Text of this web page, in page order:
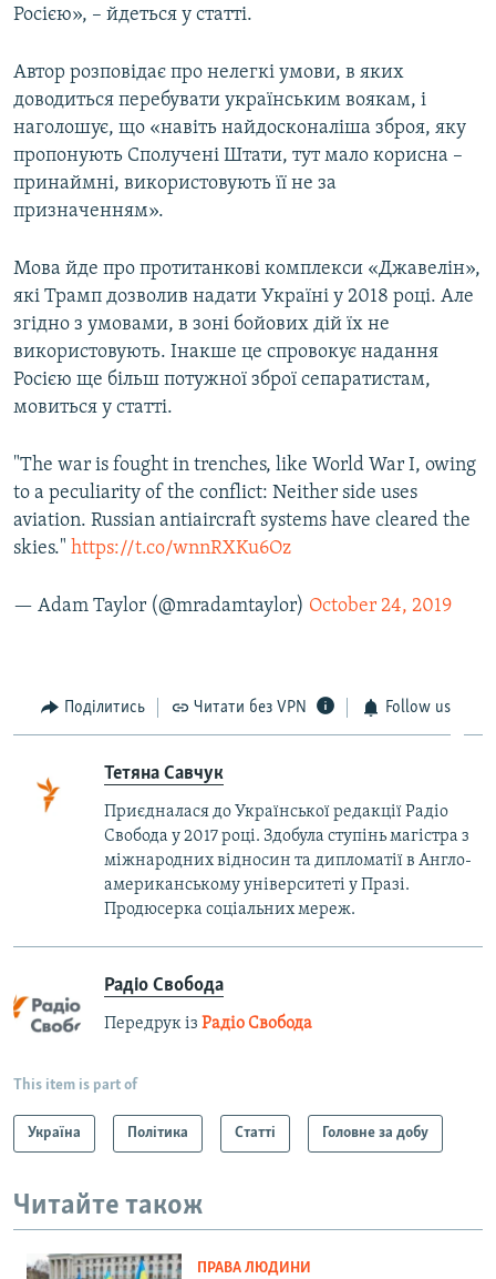
Росією», – йдеться у статті.
Автор розповідає про нелегкі умови, в яких
доводиться перебувати українським воякам, і
наголошує, що «навіть найдосконаліша зброя, яку
пропонують Сполучені Штати, тут мало корисна –
принаймні, використовують її не за
призначенням».
Мова йде про протитанкові комплекси «Джавелін»,
які Трамп дозволив надати Україні у 2018 році. Але
згідно з умовами, в зоні бойових дій їх не
використовують. Інакше це спровокує надання
Росією ще більш потужної зброї сепаратистам,
мовиться у статті.
"The war is fought in trenches, like World War I, owing
to a peculiarity of the conflict: Neither side uses
aviation. Russian antiaircraft systems have cleared the
skies." https://t.co/wnnRXKu6Oz
— Adam Taylor (@mradamtaylor) October 24, 2019
Поділитись Читати без VPN Follow us
Тетяна Савчук
Приєдналася до Української редакції Радіо
Свобода у 2017 році. Здобула ступінь магістра з
міжнародних відносин та дипломатії в Англо-
американському університеті у Празі.
Продюсерка соціальних мереж.
Радіо Свобода
Передрук із Радіо Свобода
This item is part of
Україна Політика Статті Головне за добу
Читайте також
ПРАВА ЛЮДИНИ